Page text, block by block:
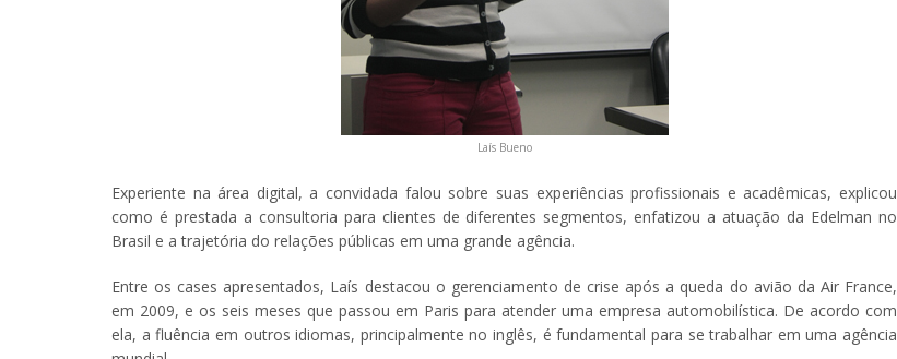
Laís Bueno
Experiente na área digital, a convidada falou sobre suas experiências profissionais e acadêmicas, explicou
como é prestada a consultoria para clientes de diferentes segmentos, enfatizou a atuação da Edelman no
Brasil e a trajetória do relações públicas em uma grande agência.
Entre os cases apresentados, Laís destacou o gerenciamento de crise após a queda do avião da Air France,
em 2009, e os seis meses que passou em Paris para atender uma empresa automobilística. De acordo com
ela, a fluência em outros idiomas, principalmente no inglês, é fundamental para se trabalhar em uma agência